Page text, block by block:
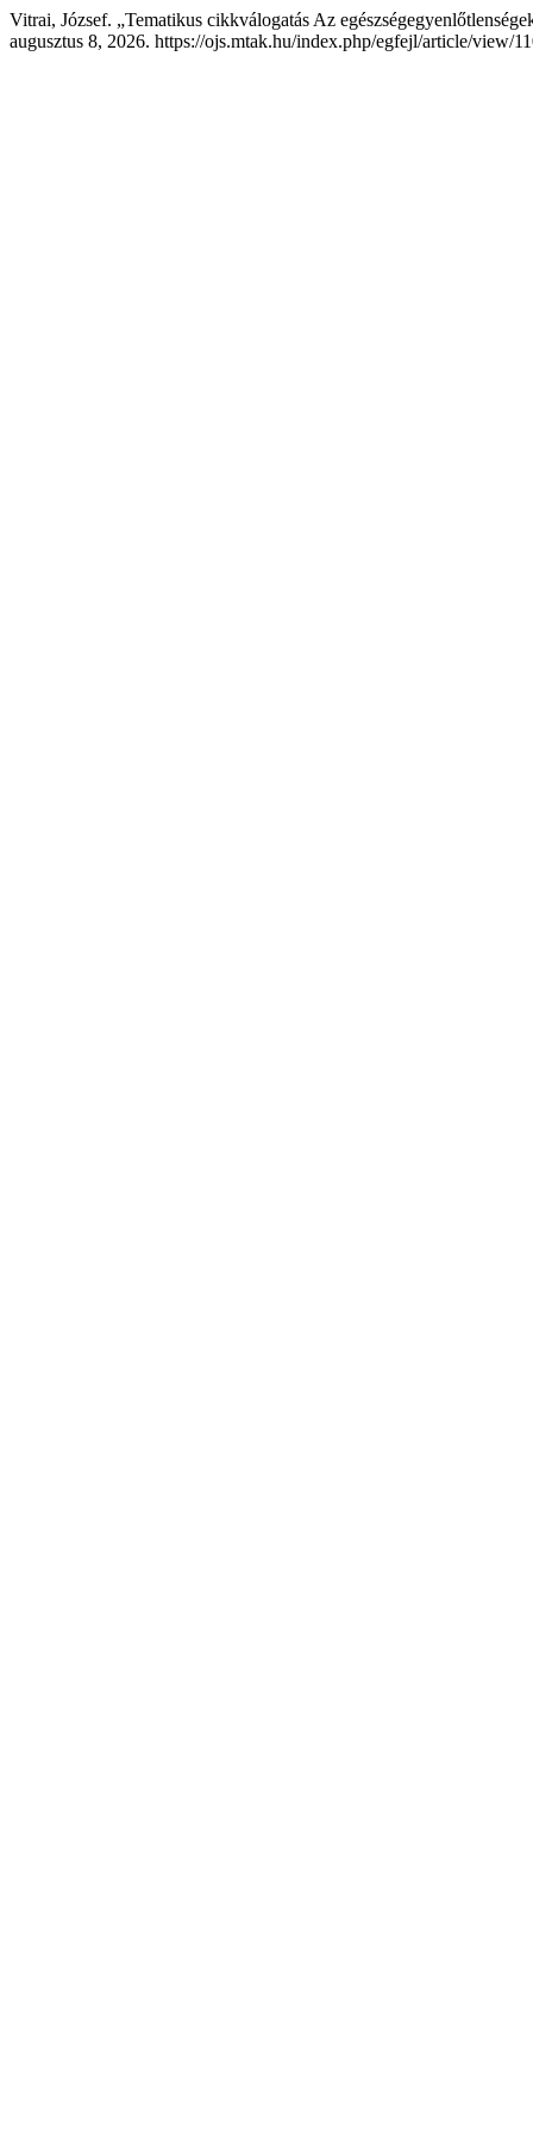
Vitrai, József. „Tematikus cikkválogatás Az
augusztus 8, 2026. https://ojs.mtak.hu/index.php/egfejl/article/view/